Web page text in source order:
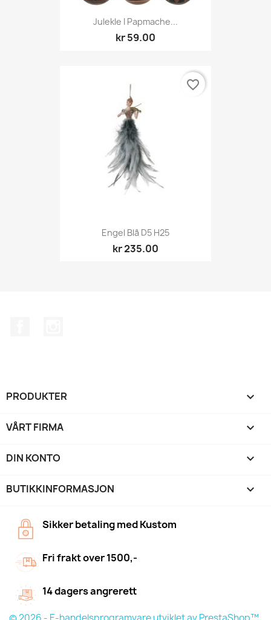
Julekle I Papmache...
kr 59.00
Engel Blå D5 H25
kr 235.00
favorite_border
PRODUKTER 
VÅRT FIRMA 
DIN KONTO 
BUTIKKINFORMASJON keyboard_arrow_down
Sikker betaling med Kustom
Fri frakt over 1500,-
14 dagers angrerett